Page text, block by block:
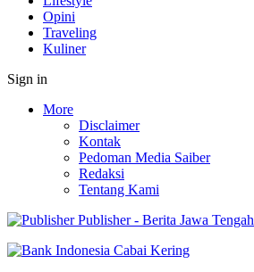
Opini
Traveling
Kuliner
Sign in
More
Disclaimer
Kontak
Pedoman Media Saiber
Redaksi
Tentang Kami
Publisher - Berita Jawa Tengah